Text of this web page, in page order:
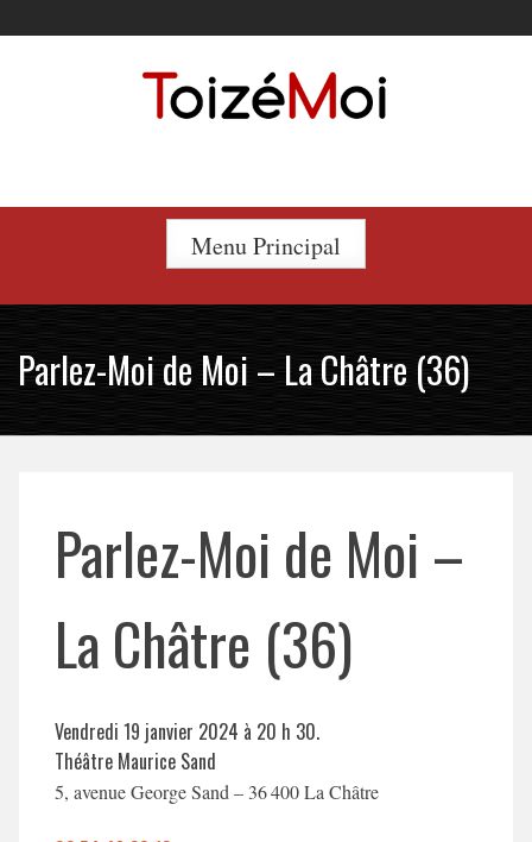
to
Menu Principal
Parlez-Moi de Moi – La Châtre (36)
Parlez-Moi de Moi –
La Châtre (36)
Vendredi 19 janvier 2024 à 20 h 30.
Théâtre Maurice Sand
5, avenue George Sand – 36 400 La Châtre